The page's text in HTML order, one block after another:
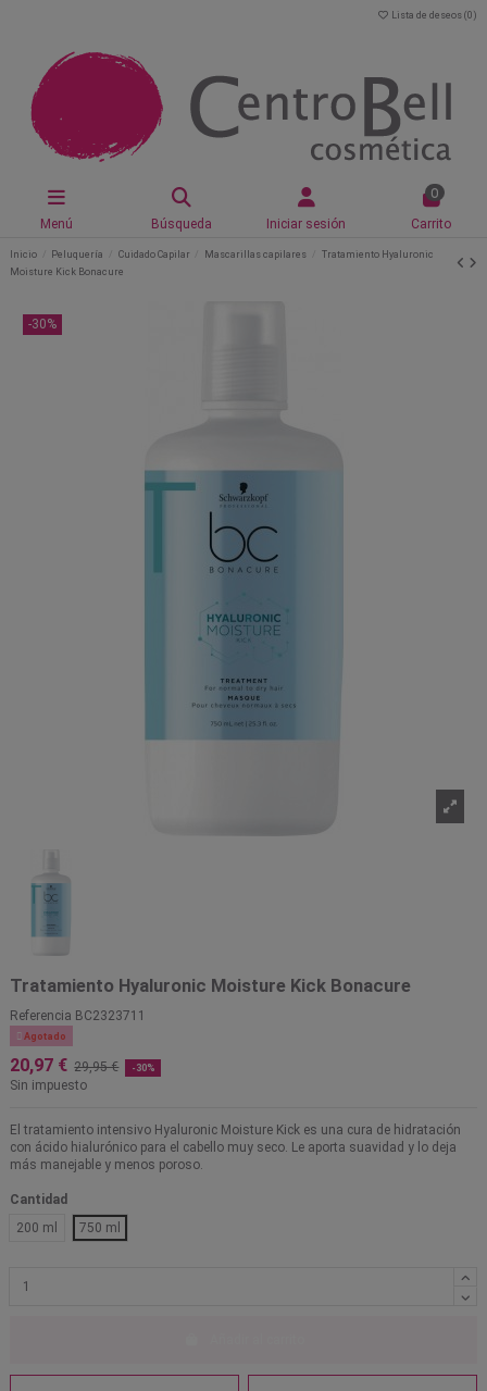
Lista de deseos (0 )
Menú Búsqueda Iniciar sesión
0
Carrito
Inicio Peluquería Cuidado Capilar Mascarillas capilares
Tratamiento Hyaluronic
Moisture Kick Bonacure
-30%
Tratamiento Hyaluronic Moisture Kick Bonacure
Referencia BC2323711
 Agotado
20,97 € 29,95 € -30%
Sin impuesto
El tratamiento intensivo Hyaluronic Moisture Kick es una cura de hidratación
con ácido hialurónico para el cabello muy seco. Le aporta suavidad y lo deja
más manejable y menos poroso.
Cantidad
200 ml
750 ml